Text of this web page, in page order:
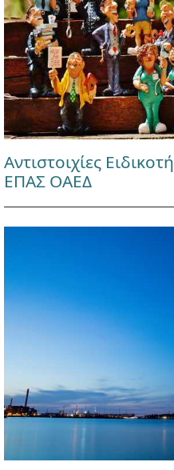
Αντιστοιχίες
ΕΠΑΣ ΟΑΕΔ